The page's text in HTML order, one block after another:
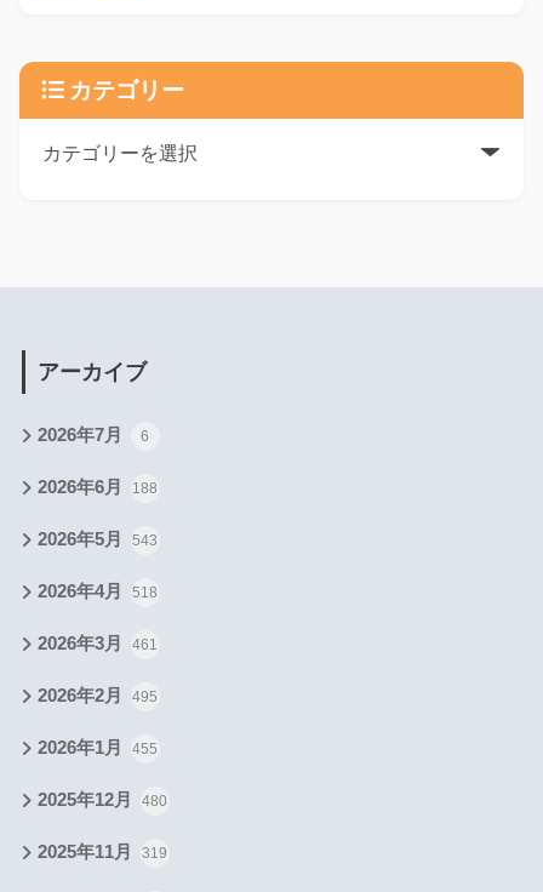
カテゴリー
アーカイブ
2026年7月 6
2026年6月 188
2026年5月 543
2026年4月 518
2026年3月 461
2026年2月 495
2026年1月 455
2025年12月 480
2025年11月 319